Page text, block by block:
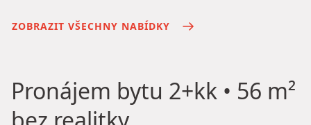
ZOBRAZIT VŠECHNY NABÍDKY
Pronájem bytu 2+kk • 56 m²